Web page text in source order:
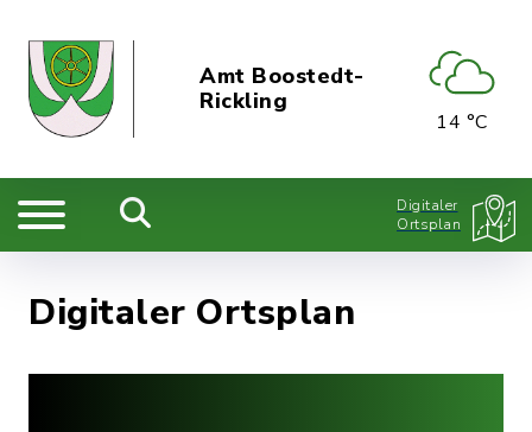
Amt Boostedt-
Rickling
14 °C
Digitaler
Ortsplan
Digitaler Ortsplan